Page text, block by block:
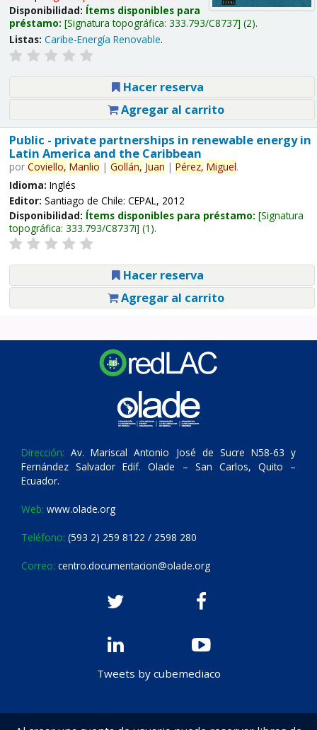
Disponibilidad: Ítems disponibles para
préstamo: Signatura topográfica: 333.793/C8737 (2).
Listas: Caribe-Energía Renovable.
Hacer reserva
Agregar al carrito
Public - private partnerships in renewable energy in
Latin America and the Caribbean
por Coviello, Manlio | Gollán, Juan | Pérez, Miguel.
Idioma: Inglés
Editor: Santiago de Chile: CEPAL, 2012
Disponibilidad: Ítems disponibles para préstamo: Signatura
topográfica: 333.793/C8737i (1).
Hacer reserva
Agregar al carrito
Dirección: Av. Mariscal Antonio José de Sucre N58-63 y
Fernández Salvador Edif. Olade – San Carlos, Quito –
Ecuador.
Web: www.olade.org
Teléfono: (593 2) 259 8122 / 2598 280
Correo: centro.documentacion@olade.org
Tweets by cubemediaco